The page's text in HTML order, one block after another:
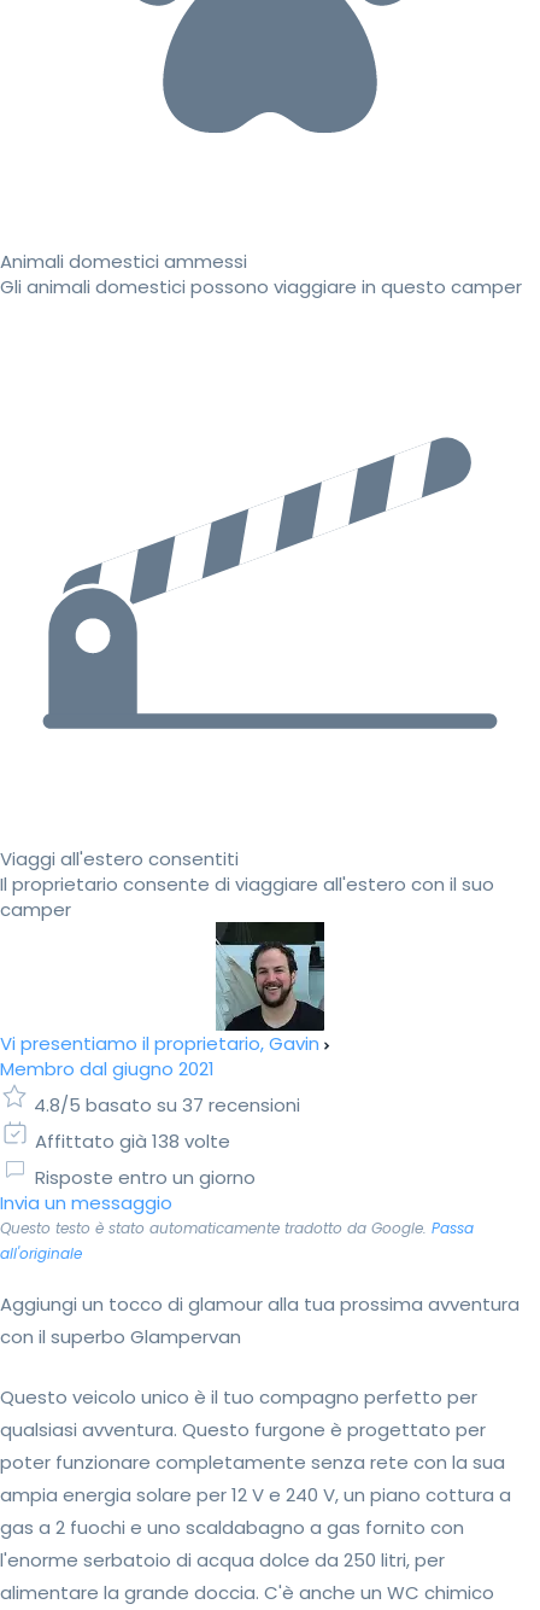
Animali domestici ammessi
Gli animali domestici possono viaggiare in questo camper
Viaggi all'estero consentiti
Il proprietario consente di viaggiare all'estero con il suo
camper
Vi presentiamo il proprietario, Gavin
Membro dal giugno 2021
4.8/5 basato su 37 recensioni
Affittato già 138 volte
Risposte entro un giorno
Invia un messaggio
Questo testo è stato automaticamente tradotto da Google. Passa
all'originale
Aggiungi un tocco di glamour alla tua prossima avventura
con il superbo Glampervan
Questo veicolo unico è il tuo compagno perfetto per
qualsiasi avventura. Questo furgone è progettato per
poter funzionare completamente senza rete con la sua
ampia energia solare per 12 V e 240 V, un piano cottura a
gas a 2 fuochi e uno scaldabagno a gas fornito con
l'enorme serbatoio di acqua dolce da 250 litri, per
alimentare la grande doccia. C'è anche un WC chimico